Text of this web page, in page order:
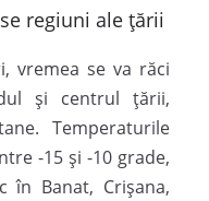
regiuni ale țării
vremea se va răci
și centrul țării,
Temperaturile
-15 și -10 grade,
în Banat, Crișana,